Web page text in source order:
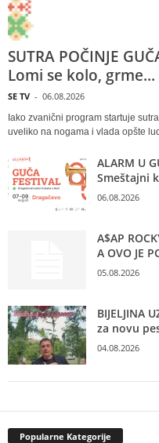
SUTRA POČINJE
Lomi se kolo, grme...
SE TV - 06.08.2026
Iako zvanični program startuje
uveliko na nogama i vlada opšte
ALARM U
Smeštajni
06.08.2026
A$AP
A OVO JE
05.08.2026
BIJELJINA
za novu
04.08.2026
Popularne Kategorije